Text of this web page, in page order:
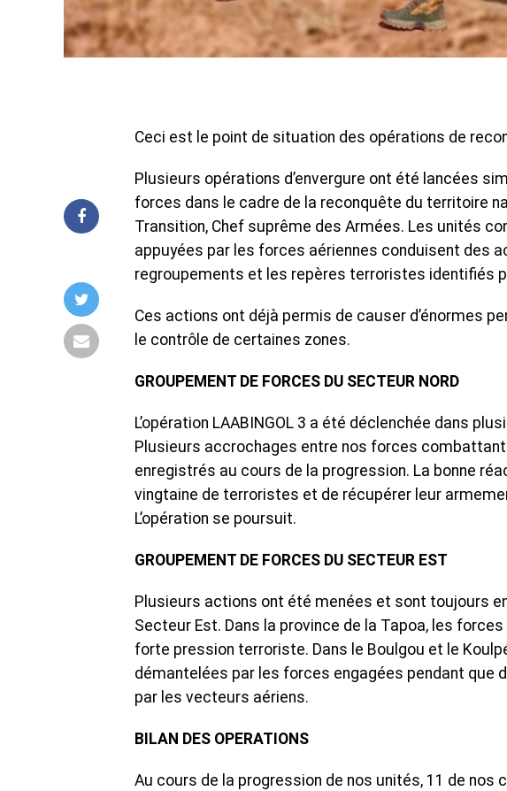
Ceci est le point de situation des opérations de
Plusieurs opérations d’envergure ont été lancées
forces dans le cadre de la reconquête du territoire
Transition, Chef suprême des Armées. Les unités
appuyées par les forces aériennes conduisent des
regroupements et les repères terroristes identifiés
Ces actions ont déjà permis de causer d’énormes
le contrôle de certaines zones.
GROUPEMENT DE FORCES DU SECTEUR NORD
L’opération LAABINGOL 3 a été déclenchée dans
Plusieurs accrochages entre nos forces
enregistrés au cours de la progression. La bonne
vingtaine de terroristes et de récupérer leur
L’opération se poursuit.
GROUPEMENT DE FORCES DU SECTEUR EST
Plusieurs actions ont été menées et sont toujours
Secteur Est. Dans la province de la Tapoa, les
forte pression terroriste. Dans le Boulgou et le
démantelées par les forces engagées pendant que
par les vecteurs aériens.
BILAN DES OPERATIONS
Au cours de la progression de nos unités, 11 de